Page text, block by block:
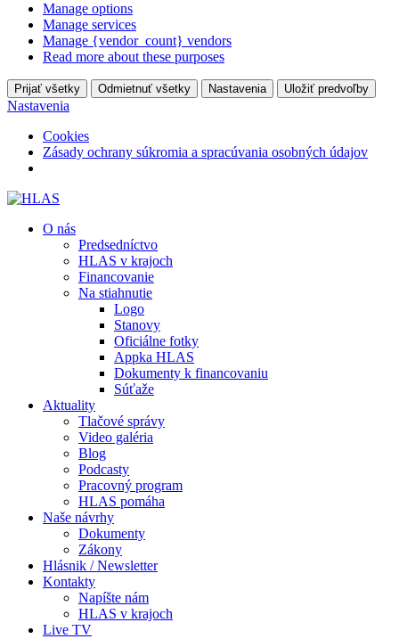
Manage options
Manage services
Manage {vendor_count} vendors
Read more about these purposes
Prijať všetky Odmietnuť všetky Nastavenia Uložiť predvoľby
Nastavenia
Cookies
Zásady ochrany súkromia a spracúvania osobných údajov
O nás
Predsedníctvo
HLAS v krajoch
Financovanie
Na stiahnutie
Logo
Stanovy
Oficiálne fotky
Appka HLAS
Dokumenty k financovaniu
Súťaže
Aktuality
Tlačové správy
Video galéria
Blog
Podcasty
Pracovný program
HLAS pomáha
Naše návrhy
Dokumenty
Zákony
Hlásnik / Newsletter
Kontakty
Napíšte nám
HLAS v krajoch
Live TV